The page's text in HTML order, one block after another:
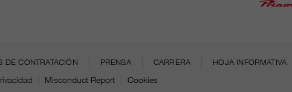
DE CONTRATACIÓN PRENSA CARRERA HOJA INFORMATIVA
Misconduct Report Cookies